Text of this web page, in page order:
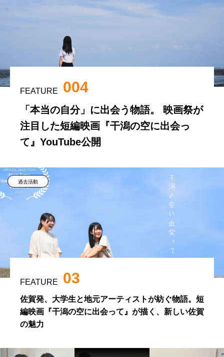
FEATURE 004
「本当の自分」に出会う物語。 映画祭が
注目した短編映画『干潟の空に出会っ
て』YouTube公開
過去活動
FEATURE 03
佐賀発、大学生と地元アーティストが紡ぐ物語。短
編映画『干潟の空に出会って』が描く、新しい佐賀
の魅力